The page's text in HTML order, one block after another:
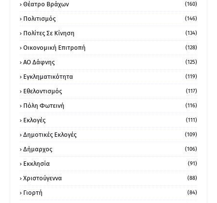
Θέατρο Βράχων (160)
Πολιτισμός (146)
Πολίτες Σε Κίνηση (134)
Οικονομική Επιτροπή (128)
ΑΟ Δάφνης (125)
Εγκληματικότητα (119)
Εθελοντισμός (117)
Πόλη Φωτεινή (116)
Εκλογές (111)
Δημοτικές Εκλογές (109)
Δήμαρχος (106)
Εκκλησία (91)
Χριστούγεννα (88)
Γιορτή (84)